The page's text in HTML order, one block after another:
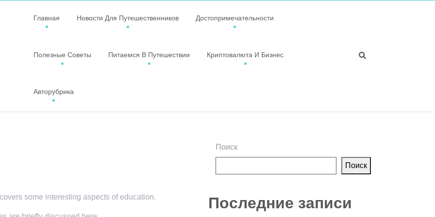
Главная Новости Для Путешественников Достопримечательности
Полезные Советы Питаемся В Путешествии Криптовалюта И Бизнес
Авторубрика
some interesting aspects of education.
Поиск
Поиск
Последние записи